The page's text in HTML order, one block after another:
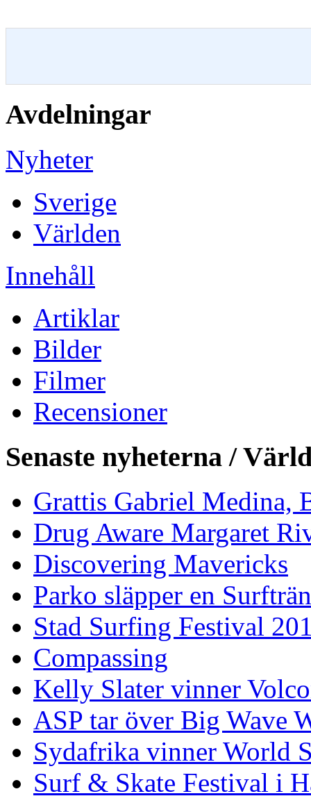
Avdelningar
Nyheter
Sverige
Världen
Innehåll
Artiklar
Bilder
Filmer
Recensioner
Senaste nyheterna /
Grattis Gabriel Medina,
Drug Aware Margaret
Discovering Mavericks
Parko släpper en
Stad Surfing Festival
Compassing
Kelly Slater vinner
ASP tar över Big Wave
Sydafrika vinner World
Surf & Skate Festival i